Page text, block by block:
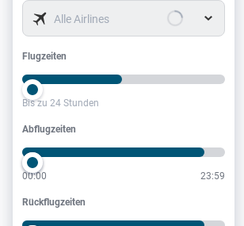
Alle Airlines
Flugzeiten
Flugzeiten
Bis zu 24 Stunden
Abflugzeiten
Abflugzeiten
00:00 23:59
Rückflugzeiten
Rückflugzeiten